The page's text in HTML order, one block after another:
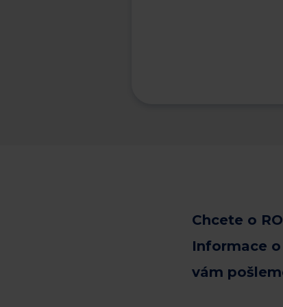
Chcete o
Informace
vám